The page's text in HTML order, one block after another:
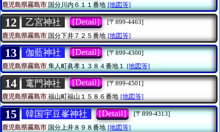
鹿児島県霧島市国分川内６１１番地 [地図等]
12 乙宮神社 [Detail]
[〒899-4463]
鹿児島県霧島市 国分下井７２５番地 [地図等]
13 伽藍神社 [Detail]
[〒899-4300]
鹿児島県霧島市隼人町眞孝１３８４番地１ [地図等]
14 竃門神社 [Detail]
[〒899-4501]
鹿児島県霧島市福山町福山１５８６番地 [地図等]
15 韓国宇豆峯神社 [Detail]
[〒899-4313]
鹿児島県霧島市国分上井８９８番地 [地図等]